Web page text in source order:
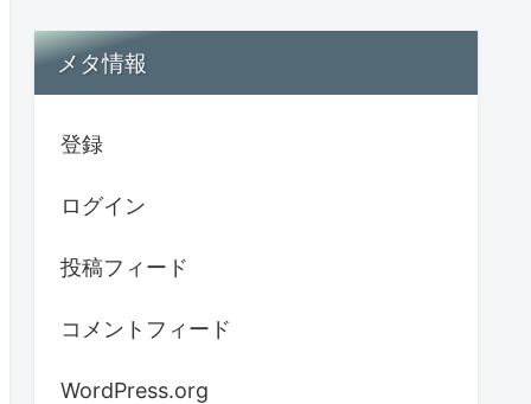
メタ情報
登録
ログイン
投稿フィード
コメントフィード
WordPress.org